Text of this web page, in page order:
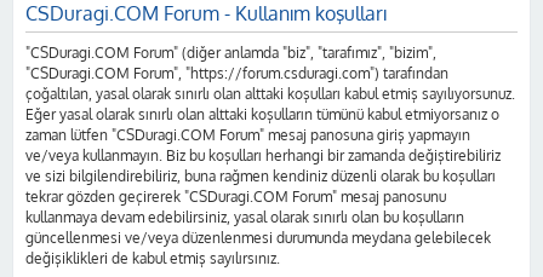
CSDuragi.COM Forum - Kullanım koşulları
"CSDuragi.COM Forum" (diğer anlamda "biz", "tarafımız", "bizim",
"CSDuragi.COM Forum", "https://forum.csduragi.com") tarafından
çoğaltılan, yasal olarak sınırlı olan alttaki koşulları kabul etmiş sayılıyorsunuz.
Eğer yasal olarak sınırlı olan alttaki koşulların tümünü kabul etmiyorsanız o
zaman lütfen "CSDuragi.COM Forum" mesaj panosuna giriş yapmayın
ve/veya kullanmayın. Biz bu koşulları herhangi bir zamanda değiştirebiliriz
ve sizi bilgilendirebiliriz, buna rağmen kendiniz düzenli olarak bu koşulları
tekrar gözden geçirerek "CSDuragi.COM Forum" mesaj panosunu
kullanmaya devam edebilirsiniz, yasal olarak sınırlı olan bu koşulların
güncellenmesi ve/veya düzenlenmesi durumunda meydana gelebilecek
değişiklikleri de kabul etmiş sayılırsınız.